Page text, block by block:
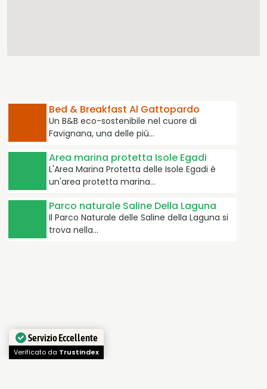
Bed & Breakfast Al Gattopardo
Un B&B eco-sostenibile nel cuore di
Favignana, una delle più…
Area marina protetta Isole Egadi
L'Area Marina Protetta delle Isole Egadi è
un'area protetta marina…
Parco naturale Saline Della Laguna
Il Parco Naturale delle Saline della Laguna si
trova nella…
Servizio Eccellente
Verificato daTrustindex